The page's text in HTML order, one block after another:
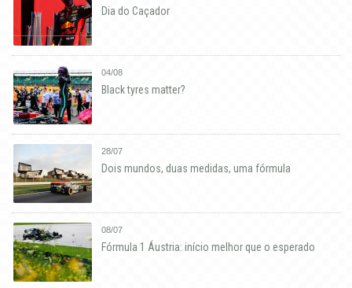
Dia do Caçador
04/08
Black tyres matter?
28/07
Dois mundos, duas medidas, uma fórmula
08/07
Fórmula 1 Áustria: início melhor que o esperado